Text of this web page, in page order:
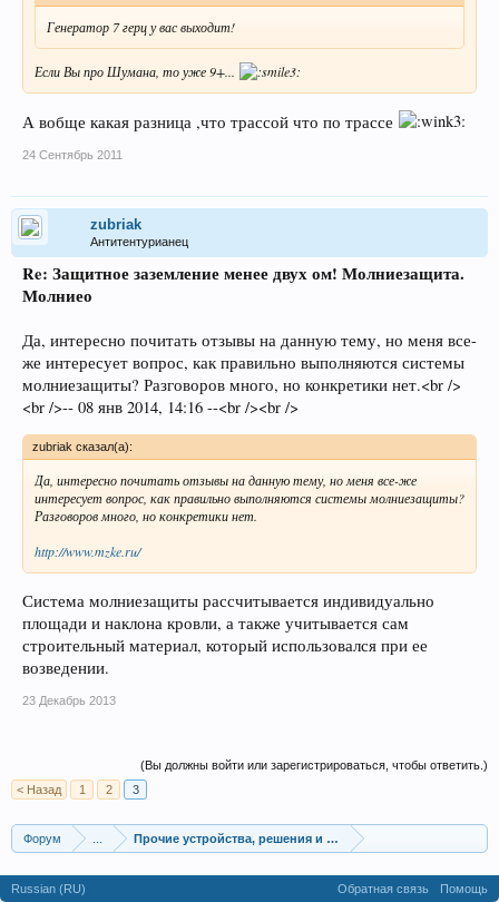
Генератор 7 герц у вас выходит!
Если Вы про Шумана, то уже 9+...
А вобще какая разница ,что трассой что по трассе
24 Сентябрь 2011
zubriak
Антитентурианец
Re: Защитное заземление менее двух ом! Молниезащита.
Молниео
Да, интересно почитать отзывы на данную тему, но меня все-
же интересует вопрос, как правильно выполняются системы
молниезащиты? Разговоров много, но конкретики нет.<br />
<br />-- 08 янв 2014, 14:16 --<br /><br />
zubriak сказал(а):
Да, интересно почитать отзывы на данную тему, но меня все-же
интересует вопрос, как правильно выполняются системы молниезащиты?
Разговоров много, но конкретики нет.
http://www.mzke.ru/
Система молниезащиты рассчитывается индивидуально
площади и наклона кровли, а также учитывается сам
строительный материал, который использовался при ее
возведении.
23 Декабрь 2013
(Вы должны войти или зарегистрироваться, чтобы ответить.)
< Назад
1 2 3
Форум Прочие устройства, решения и технологии
Russian (RU) Обратная связь Помощь